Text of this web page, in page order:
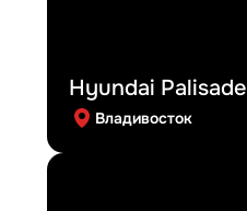
Hyundai Palisade
Владивосток